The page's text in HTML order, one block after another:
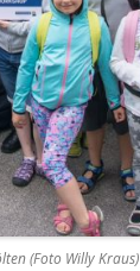
(Foto Willy Kraus)